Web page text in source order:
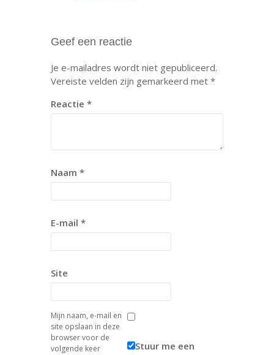
Geef een reactie
Je e-mailadres wordt niet gepubliceerd.
Vereiste velden zijn gemarkeerd met *
Reactie *
Naam *
E-mail *
Site
Mijn naam, e-mail en
site opslaan in deze
browser voor de
volgende keer
Stuur me een